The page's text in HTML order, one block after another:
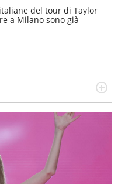
del tour di Taylor
a Milano sono già
di belle storie e di
memoria. Curiosa per
su ciò che accade